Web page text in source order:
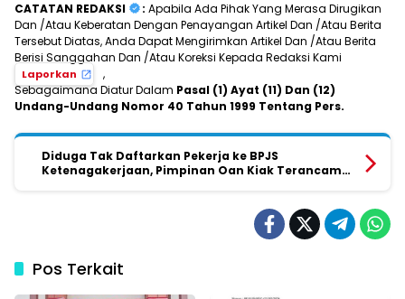
CATATAN REDAKSI : Apabila Ada Pihak Yang Merasa Dirugikan
Dan /Atau Keberatan Dengan Penayangan Artikel Dan /Atau Berita
Tersebut Diatas, Anda Dapat Mengirimkan Artikel Dan /Atau Berita
Berisi Sanggahan Dan /Atau Koreksi Kepada Redaksi Kami
Laporkan
,
Sebagaimana Diatur Dalam Pasal (1) Ayat (11) Dan (12)
Undang-Undang Nomor 40 Tahun 1999 Tentang Pers.
Diduga Tak Daftarkan Pekerja ke BPJS
Ketenagakerjaan, Pimpinan Oan Kiak Terancam
Pos Terkait